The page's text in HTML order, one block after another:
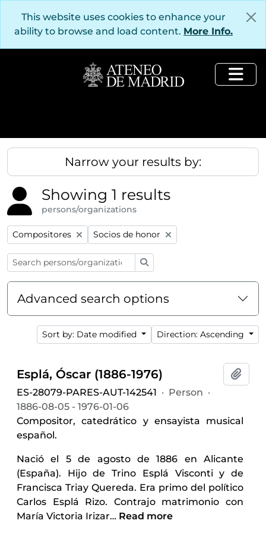
This website uses cookies to enhance your
ability to browse and load content. More Info.
Narrow your results by:
Showing 1 results
persons/organizations
Remove filter:
Compositores Remove filter:
Socios de honor
Advanced search options
Sort by: Date modified Direction: Ascending
Esplá, Óscar (1886-1976)
ES-28079-PARES-AUT-142541 · Person ·
1886-08-05 - 1976-01-06
Compositor, catedrático y ensayista musical
español.
Nació el 5 de agosto de 1886 en Alicante
(España). Hijo de Trino Esplá Visconti y de
Francisca Triay Quereda. Era primo del político
Carlos Esplá Rizo. Contrajo matrimonio con
María Victoria Irizar… Read more